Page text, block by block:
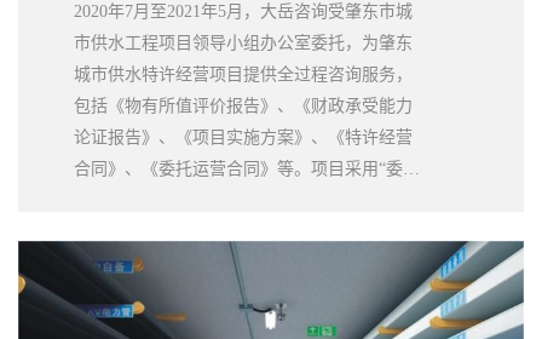
2020年7月至2021年5月，大岳咨询受肇东市城
市供水工程项目领导小组办公室委托，为肇东
城市供水特许经营项目提供全过程咨询服务，
包括《物有所值评价报告》、《财政承受能力
论证报告》、《项目实施方案》、《特许经营
合同》、《委托运营合同》等。项目采用“委托
当地水价倒挂且不能增加百姓负担的矛盾。项
目建成后将“从源头到龙头”解决当地用水问
题。